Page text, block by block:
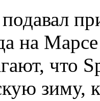
на
что
зиму,